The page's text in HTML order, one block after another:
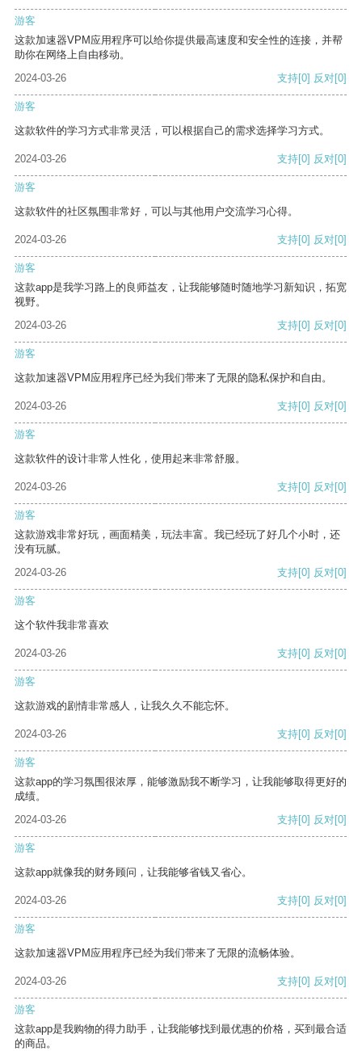
游客
这款加速器VPM应用程序可以给你提供最高速度和安全性的连接，并帮
助你在网络上自由移动。
2024-03-26
支持[0] 反对[0]
游客
这款软件的学习方式非常灵活，可以根据自己的需求选择学习方式。
2024-03-26 支持[0] 反对[0]
游客
这款软件的社区氛围非常好，可以与其他用户交流学习心得。
2024-03-26 支持[0] 反对[0]
游客
这款app是我学习路上的良师益友，让我能够随时随地学习新知识，拓宽
视野。
2024-03-26
支持[0] 反对[0]
游客
这款加速器VPM应用程序已经为我们带来了无限的隐私保护和自由。
2024-03-26 支持[0] 反对[0]
游客
这款软件的设计非常人性化，使用起来非常舒服。
2024-03-26 支持[0] 反对[0]
游客
这款游戏非常好玩，画面精美，玩法丰富。我已经玩了好几个小时，还
没有玩腻。
2024-03-26
支持[0] 反对[0]
游客
这个软件我非常喜欢
2024-03-26 支持[0] 反对[0]
游客
这款游戏的剧情非常感人，让我久久不能忘怀。
2024-03-26 支持[0] 反对[0]
游客
这款app的学习氛围很浓厚，能够激励我不断学习，让我能够取得更好的
成绩。
2024-03-26
支持[0] 反对[0]
游客
这款app就像我的财务顾问，让我能够省钱又省心。
2024-03-26 支持[0] 反对[0]
游客
这款加速器VPM应用程序已经为我们带来了无限的流畅体验。
2024-03-26 支持[0] 反对[0]
游客
这款app是我购物的得力助手，让我能够找到最优惠的价格，买到最合适
的商品。